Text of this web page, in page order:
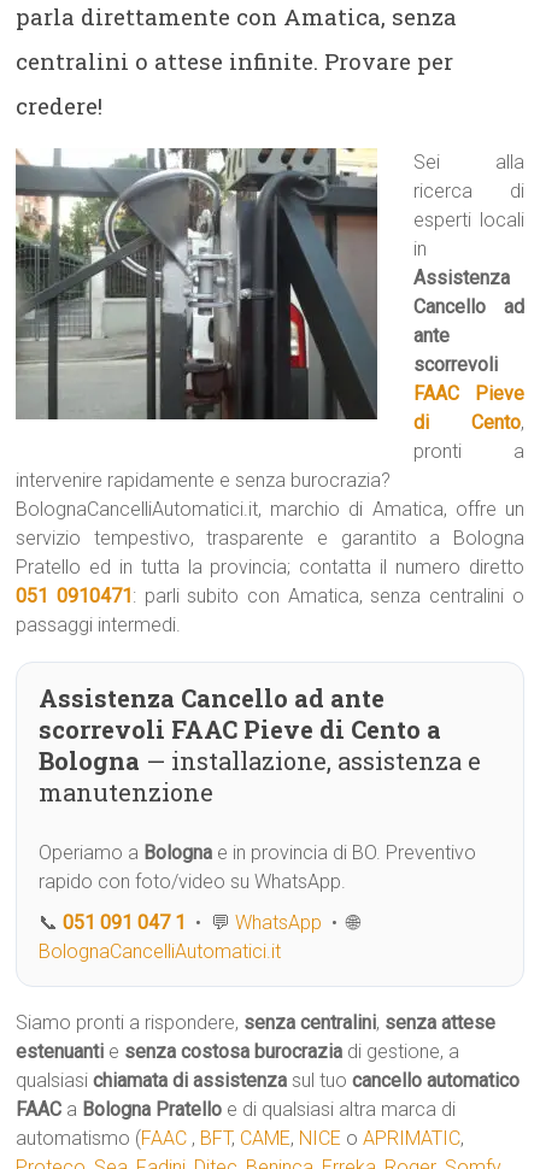
parla direttamente con Amatica, senza
centralini o attese infinite. Provare per
credere!
Sei alla
ricerca di
esperti locali
in
Assistenza
Cancello ad
ante
scorrevoli
FAAC Pieve
di Cento,
pronti a
intervenire rapidamente e senza burocrazia?
BolognaCancelliAutomatici.it, marchio di Amatica, offre un
servizio tempestivo, trasparente e garantito a Bologna
Pratello ed in tutta la provincia; contatta il numero diretto
051 0910471: parli subito con Amatica, senza centralini o
passaggi intermedi.
Assistenza Cancello ad ante
scorrevoli FAAC Pieve di Cento a
Bologna — installazione, assistenza e
manutenzione
Operiamo a Bologna e in provincia di BO. Preventivo
rapido con foto/video su WhatsApp.
📞051 091 047 1 • 💬WhatsApp • 🌐
BolognaCancelliAutomatici.it
Siamo pronti a rispondere, senza centralini, senza attese
estenuanti e senza costosa burocrazia di gestione, a
qualsiasichiamata di assistenza sul tuocancello automatico
FAAC a Bologna Pratello e di qualsiasi altra marca di
automatismo (FAAC , BFT, CAME, NICE oAPRIMATIC,